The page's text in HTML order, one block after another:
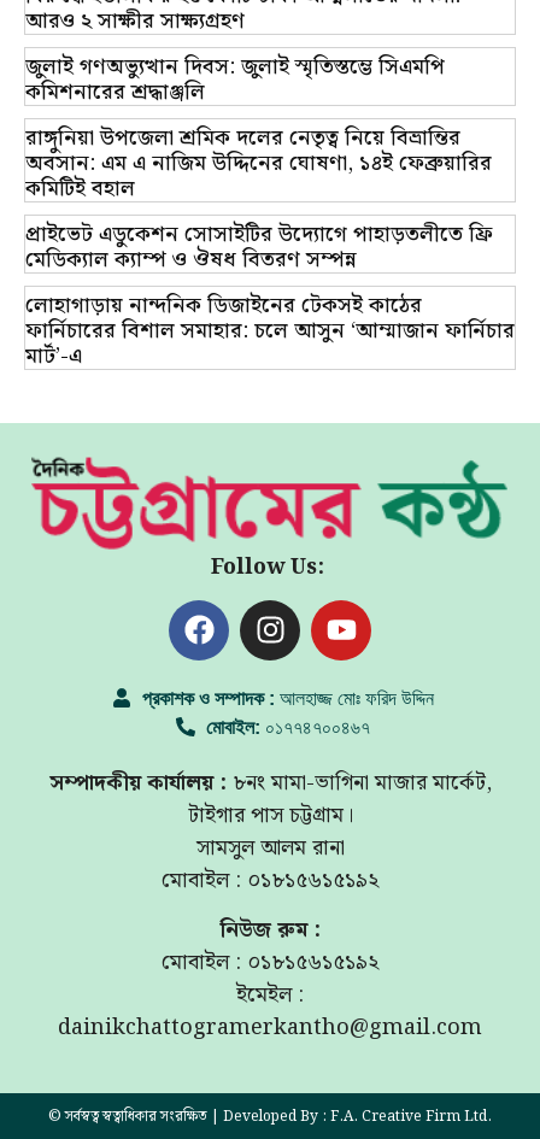
আরও ২ সাক্ষীর সাক্ষ্যগ্রহণ
জুলাই গণঅভ্যুত্থান দিবস: জুলাই স্মৃতিস্তম্ভে সিএমপি
কমিশনারের শ্রদ্ধাঞ্জলি
রাঙ্গুনিয়া উপজেলা শ্রমিক দলের নেতৃত্ব নিয়ে বিভ্রান্তির
অবসান: এম এ নাজিম উদ্দিনের ঘোষণা, ১৪ই ফেব্রুয়ারির
কমিটিই বহাল
প্রাইভেট এডুকেশন সোসাইটির উদ্যোগে পাহাড়তলীতে ফ্রি
মেডিক্যাল ক্যাম্প ও ঔষধ বিতরণ সম্পন্ন
লোহাগাড়ায় নান্দনিক ডিজাইনের টেকসই কাঠের
ফার্নিচারের বিশাল সমাহার: চলে আসুন ‘আম্মাজান ফার্নিচার
মার্ট’-এ
Follow Us:
প্রকাশক ও সম্পাদক : আলহাজ্জ মোঃ ফরিদ উদ্দিন
মোবাইল: ০১৭৭৪৭০০৪৬৭
সম্পাদকীয় কার্যালয় : ৮নং মামা-ভাগিনা মাজার মার্কেট,
টাইগার পাস চট্টগ্রাম।
সামসুল আলম রানা
মোবাইল : ০১৮১৫৬১৫১৯২
নিউজ রুম :
মোবাইল : ০১৮১৫৬১৫১৯২
ইমেইল :
dainikchattogramerkantho@gmail.com
© সর্বস্বত্ব স্বত্বাধিকার সংরক্ষিত | Developed By : F.A. Creative Firm Ltd.